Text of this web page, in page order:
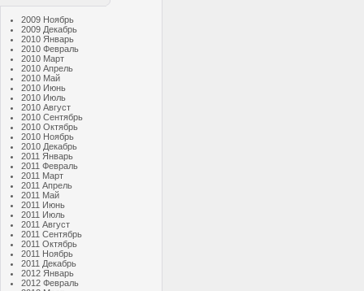
2009 Ноябрь
2009 Декабрь
2010 Январь
2010 Февраль
2010 Март
2010 Апрель
2010 Май
2010 Июнь
2010 Июль
2010 Август
2010 Сентябрь
2010 Октябрь
2010 Ноябрь
2010 Декабрь
2011 Январь
2011 Февраль
2011 Март
2011 Апрель
2011 Май
2011 Июнь
2011 Июль
2011 Август
2011 Сентябрь
2011 Октябрь
2011 Ноябрь
2011 Декабрь
2012 Январь
2012 Февраль